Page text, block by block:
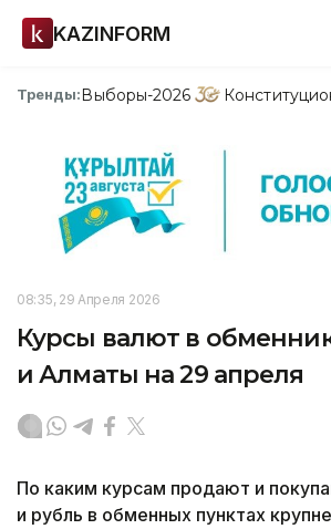
KAZINFORM
Тренды:Выборы-2026
08:35, 29 Апреля 2026
Курсы валют в
и Алматы на 29 апреля
По каким курсам продают и
и рубль в обменных пунктах